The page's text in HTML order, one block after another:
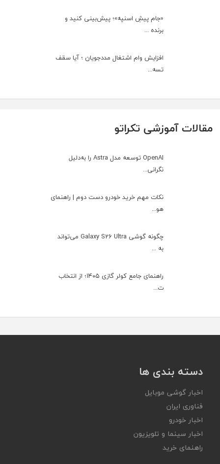
«جام پیشِ اسنپه»؛ پیش‌بینی کنید و
برنده ...
افزایش وام اشتغال مددجویان ؛ آیا سقف
تسه...
مقالات آموزشی تکراتو
OpenAI توسعه مدل Astra را به‌دلیل
نگرانی...
نکات مهم خرید خودرو دست دوم | راهنمای
هو...
چگونه گوشی Galaxy S26 Ultra می‌تواند
به ...
راهنمای جامع کولر گازی ۱۴۰۵؛ از انتخاب
ت...
دسته بندی ها
اخبار گوشی موبایل
فناوری ایران
اخبار خودرو
اخبار سینما و تلویزیون
راهنمای خرید